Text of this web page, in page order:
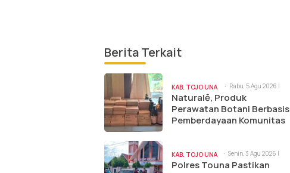
Berita Terkait
KAB. TOJO UNA
UNA
Rabu, 5 Agu 2026 |
7:38 am
Naturalē, Produk
Perawatan Botani Berbasis
Pemberdayaan Komunitas
KAB. TOJO UNA
UNA
Senin, 3 Agu 2026 |
11:48 am
Polres Touna Pastikan